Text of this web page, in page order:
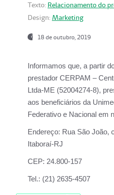
Texto: Relacionamento do
Design: Marketing
18 de outubro, 2019
Informamos que, a partir
prestador CERPAM –
Ltda-ME (52004274-8),
aos beneficiários da
Federativo e Nacional em
Endereço: Rua São João,
Itaboraí-RJ
CEP: 24.800-157
Tel.: (21) 2635-4507